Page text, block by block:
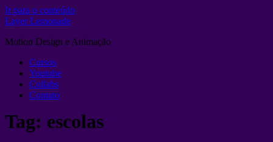
Ir para o conteúdo
Layer Lemonade
Motion Design e Animação
Cursos
Youtube
Collabs
Contato
Tag: escolas